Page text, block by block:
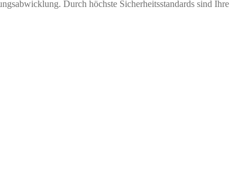
Durch höchste Sicherheitsstandards sind Ihre